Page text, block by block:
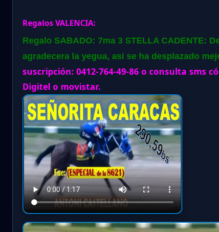
Regalos VALENCIA:
Regalo SABADO: 7ma 3 STELLA CADENTE:
agradecera la yegua, asi se ha desplazado
suscripción: 0412-764-49-86 o consulta sms
Digitel o movistar.